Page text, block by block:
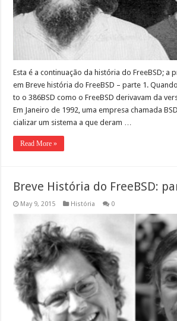
Esta é a con­tin­u­ação da história do FreeB­SD; a
em Breve história do FreeB­SD – parte 1.
to o 386BSD como o FreeB­SD derivavam da
Em Janeiro de 1992, uma empre­sa chama­da
cializar um sis­tema a que der­am …
Read More »
Breve História do FreeBSD:
May 9, 2015 História 0